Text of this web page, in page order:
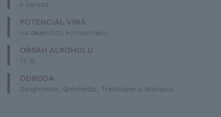
v nereze
POTENCIÁL VÍNA
na okamžitú konzumáciu
OBSAH ALKOHOLU
13 %
ODRODA
Sangiovese, Grechetto, Trebbiano a Malvasia